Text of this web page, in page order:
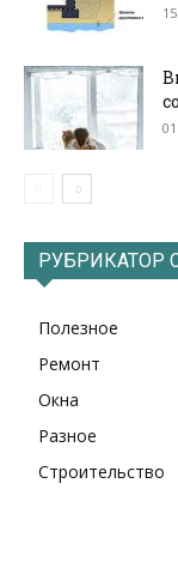
РУБРИКАТОР
Полезное
Ремонт
Окна
Разное
Строительство